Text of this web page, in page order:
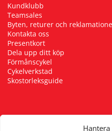
Kundklubb
Teamsales
Byten, returer och
Kontakta oss
Presentkort
Dela upp ditt köp
Förmånscykel
Cykelverkstad
Skostorleksguide